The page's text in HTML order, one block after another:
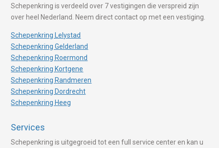
Schepenkring is verdeeld over 7 vestigingen die verspreid zijn
over heel Nederland. Neem direct contact op met een vestiging.
Schepenkring Lelystad
Schepenkring Gelderland
Schepenkring Roermond
Schepenkring Kortgene
Schepenkring Randmeren
Schepenkring Dordrecht
Schepenkring Heeg
Services
Schepenkring is uitgegroeid tot een full service center en kan u